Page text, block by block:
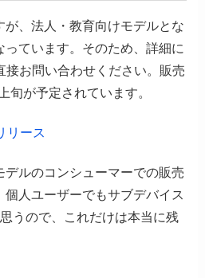
、法人・教育向けモデルとな
っています。そのため、詳細に
接お問い合わせください。販売
旬が予定されています。
リース
デルのコンシューマーでの販売
人ユーザーでもサブデバイス
うので、これだけは本当に残